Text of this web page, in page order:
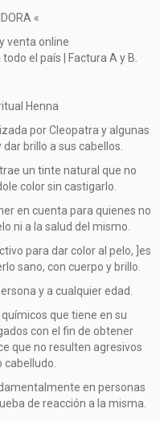
«
venta online
el país | Factura A y B.
Henna
por Cleopatra y algunas
brillo a sus cabellos.
un tinte natural que no
color sin castigarlo.
en cuenta para quienes no
ni a la salud del mismo.
para dar color al pelo, ]es
sano, con cuerpo y brillo.
y a cualquier edad.
que tiene en su
con el fin de obtener
que no resulten agresivos
cabelludo.
en personas
de reacción a la misma.